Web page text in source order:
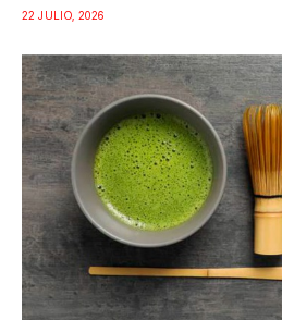
22 JULIO, 2026